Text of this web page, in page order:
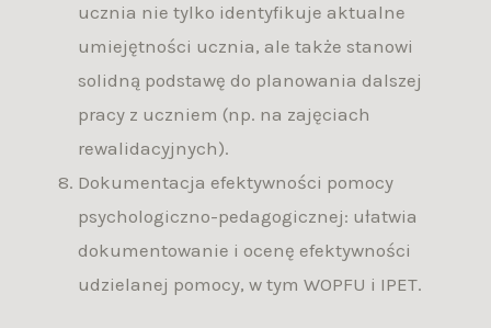
ucznia nie tylko identyfikuje aktualne
umiejętności ucznia, ale także stanowi
solidną podstawę do planowania dalszej
pracy z uczniem (np. na zajęciach
rewalidacyjnych).
Dokumentacja efektywności pomocy
psychologiczno-pedagogicznej: ułatwia
dokumentowanie i ocenę efektywności
udzielanej pomocy, w tym WOPFU i IPET.